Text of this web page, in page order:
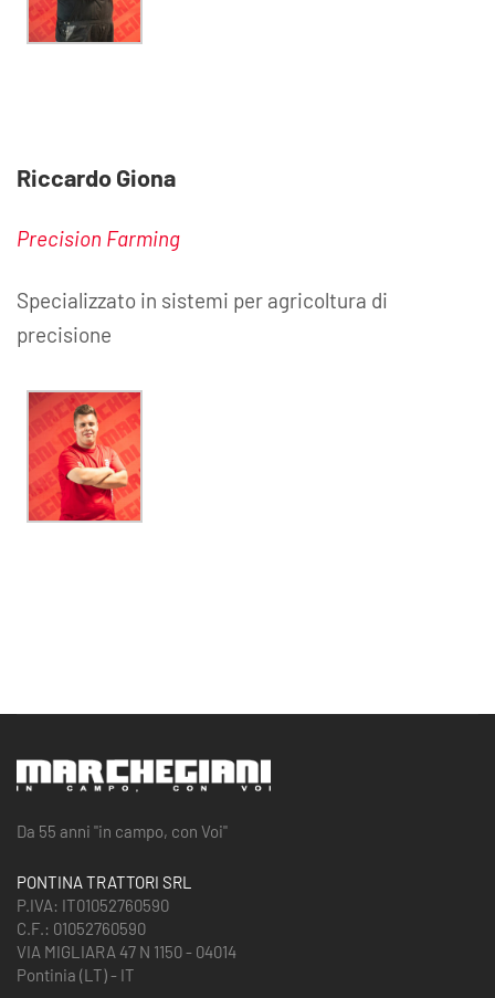
Riccardo Giona
Precision Farming
Specializzato in sistemi per agricoltura di
precisione
Da 55 anni "in campo, con Voi"
PONTINA TRATTORI SRL
P.IVA: IT01052760590
C.F.: 01052760590
VIA MIGLIARA 47 N 1150 - 04014
Pontinia (LT) - IT